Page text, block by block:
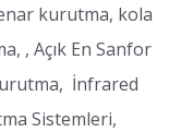
kurutma, kola
, Açık En Sanfor
İnfrared
Sistemleri,